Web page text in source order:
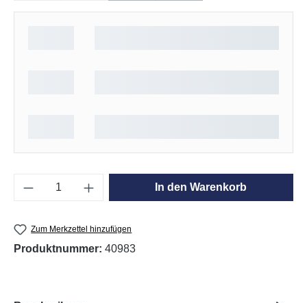
Produkt Anzahl: Gib den gewünschten
In den Warenkorb
Zum Merkzettel hinzufügen
Produktnummer: 40983